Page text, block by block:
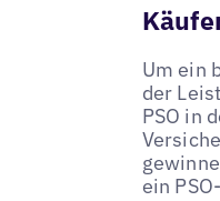
Um ein
der
PSO in
ein